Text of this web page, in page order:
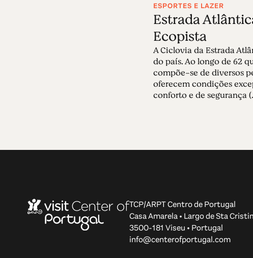
ESPORTES E LAZER
Estrada
Ecopista
A Ciclovia da Estrada
do país. Ao longo de 62
compõe-se de diversos
oferecem condições
conforto e de segurança
TCP/ARPT Centro de Portugal
Casa Amarela • Largo de Sta
3500-181 Viseu • Portugal
info@centerofportugal.com